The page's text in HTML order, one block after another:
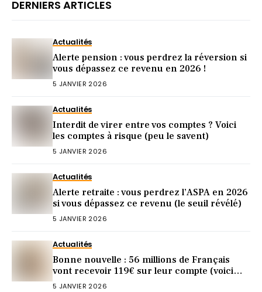
DERNIERS ARTICLES
Actualités
Alerte pension : vous perdrez la réversion si
vous dépassez ce revenu en 2026 !
5 JANVIER 2026
Actualités
Interdit de virer entre vos comptes ? Voici
les comptes à risque (peu le savent)
5 JANVIER 2026
Actualités
Alerte retraite : vous perdrez l’ASPA en 2026
si vous dépassez ce revenu (le seuil révélé)
5 JANVIER 2026
Actualités
Bonne nouvelle : 56 millions de Français
vont recevoir 119€ sur leur compte (voici
pourquoi)
5 JANVIER 2026